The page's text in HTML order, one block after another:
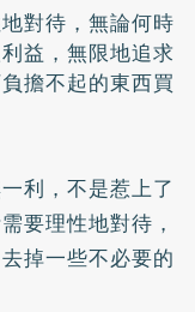
對待，無論何時
益，無限地追求
擔不起的東西買
利，不是惹上了
要理性地對待，
掉一些不必要的